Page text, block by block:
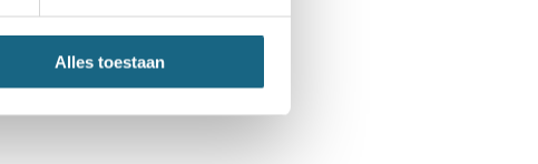
Alles toestaan
en een nederlaag